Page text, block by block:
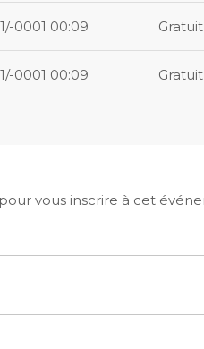
0001 00:09 Gratuit
0001 00:09 Gratuit
vous inscrire à cet